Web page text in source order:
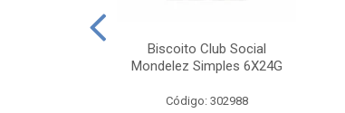
Biscoito Club Social
Mondelez Simples 6X24G
Código: 302988